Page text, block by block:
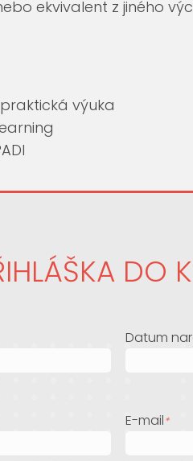
ekvivalent z jiného
výuka
DO
Datum
E-mail*